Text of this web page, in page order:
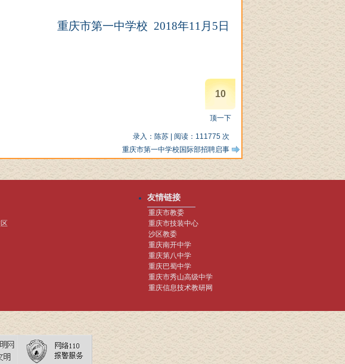
重庆市第一中学校 2018年11月 5 日
10
顶一下
录入： 陈苏 | 阅读： 111775 次
重庆市第一中学校国际部招聘启事
友情链接
重庆市教委
重庆市技装中心
沙区教委
重庆南开中学
重庆第八中学
重庆巴蜀中学
重庆市秀山高级中学
重庆信息技术教研网